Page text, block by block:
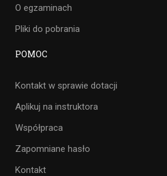
O egzaminach
Pliki do pobrania
POMOC
Kontakt w sprawie dotacji
Aplikuj na instruktora
Współpraca
Zapomniane hasło
Kontakt